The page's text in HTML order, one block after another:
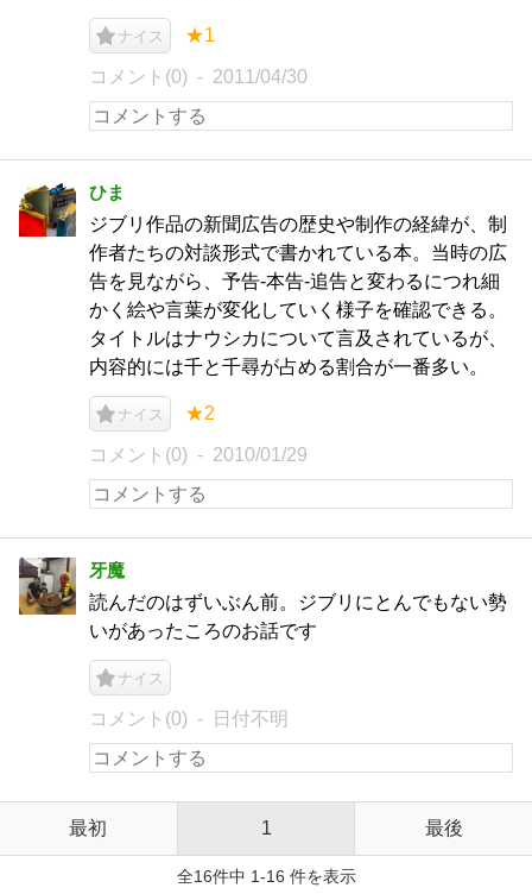
ナイス ★1
コメント(0) 2011/04/30
ひま
ジブリ作品の新聞広告の歴史や制作の経緯が、制
作者たちの対談形式で書かれている本。当時の広
告を見ながら、予告-本告-追告と変わるにつれ細
かく絵や言葉が変化していく様子を確認できる。
タイトルはナウシカについて言及されているが、
内容的には千と千尋が占める割合が一番多い。
ナイス ★2
コメント(0) 2010/01/29
牙魔
読んだのはずいぶん前。ジブリにとんでもない勢
いがあったころのお話です
ナイス
コメント(0) 日付不明
最初 1 最後
全16件中 1-16 件を表示